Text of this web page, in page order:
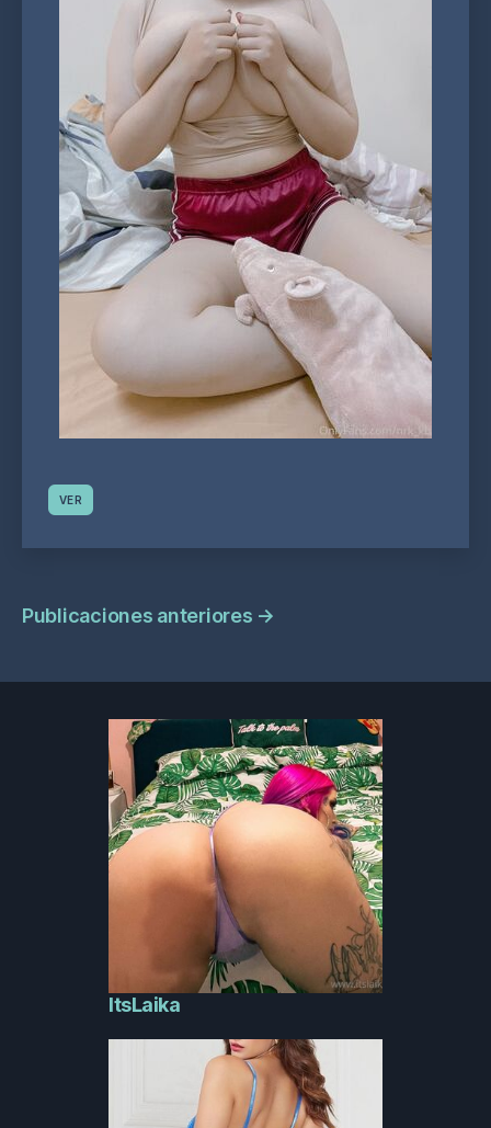
VER
Navegación
publicaciones
Publicaciones anteriores →
ItsLaika